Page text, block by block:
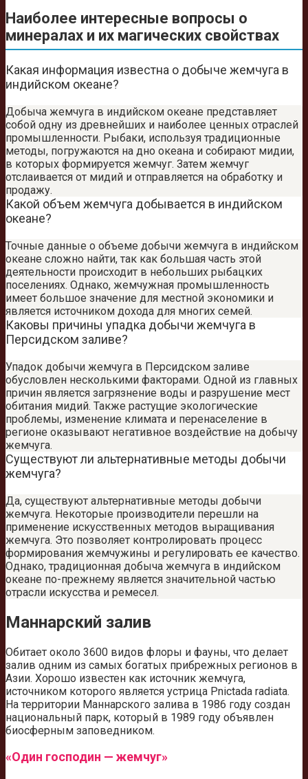
Наиболее интересные вопросы о
минералах и их магических свойствах
Какая информация известна о добыче жемчуга в
индийском океане?
Добыча жемчуга в индийском океане представляет
собой одну из древнейших и наиболее ценных отраслей
промышленности. Рыбаки, используя традиционные
методы, погружаются на дно океана и собирают мидии,
в которых формируется жемчуг. Затем жемчуг
отслаивается от мидий и отправляется на обработку и
продажу.
Какой объем жемчуга добывается в индийском
океане?
Точные данные о объеме добычи жемчуга в индийском
океане сложно найти, так как большая часть этой
деятельности происходит в небольших рыбацких
поселениях. Однако, жемчужная промышленность
имеет большое значение для местной экономики и
является источником дохода для многих семей.
Каковы причины упадка добычи жемчуга в
Персидском заливе?
Упадок добычи жемчуга в Персидском заливе
обусловлен несколькими факторами. Одной из главных
причин является загрязнение воды и разрушение мест
обитания мидий. Также растущие экологические
проблемы, изменение климата и перенаселение в
регионе оказывают негативное воздействие на добычу
жемчуга.
Существуют ли альтернативные методы добычи
жемчуга?
Да, существуют альтернативные методы добычи
жемчуга. Некоторые производители перешли на
применение искусственных методов выращивания
жемчуга. Это позволяет контролировать процесс
формирования жемчужины и регулировать ее качество.
Однако, традиционная добыча жемчуга в индийском
океане по-прежнему является значительной частью
отрасли искусства и ремесел.
Маннарский залив
Обитает около 3600 видов флоры и фауны, что делает
залив одним из самых богатых прибрежных регионов в
Азии. Хорошо известен как источник жемчуга,
источником которого является устрица Pnictada radiata.
На территории Маннарского залива в 1986 году создан
национальный парк, который в 1989 году объявлен
биосферным заповедником.
«Один господин — жемчуг»